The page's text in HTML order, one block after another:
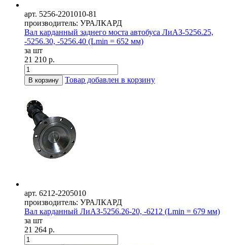
арт. 5256-2201010-81
производитель: УРАЛКАРД
Вал карданный заднего моста автобуса ЛиАЗ-5256.25,
-5256.30, -5256.40 (Lmin = 652 мм)
за шт
21 210 р.
В корзину Товар добавлен в корзину
арт. 6212-2205010
производитель: УРАЛКАРД
Вал карданный ЛиАЗ-5256.26-20, -6212 (Lmin = 679 мм)
за шт
21 264 р.